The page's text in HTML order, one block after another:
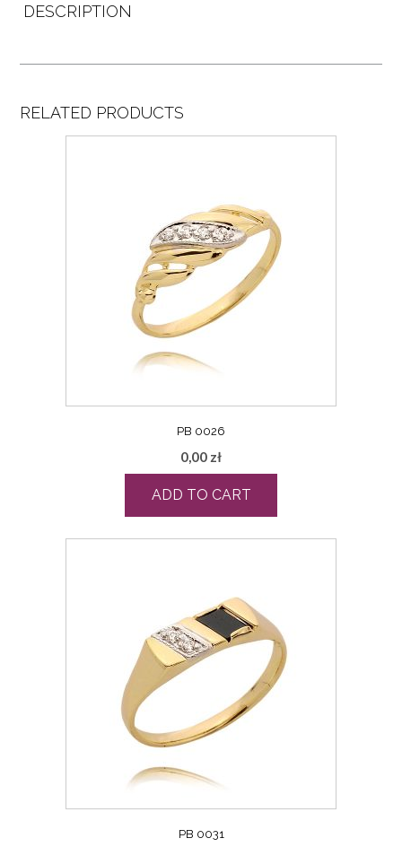
DESCRIPTION
RELATED PRODUCTS
PB 0026
0,00 zł
ADD TO CART
PB 0031